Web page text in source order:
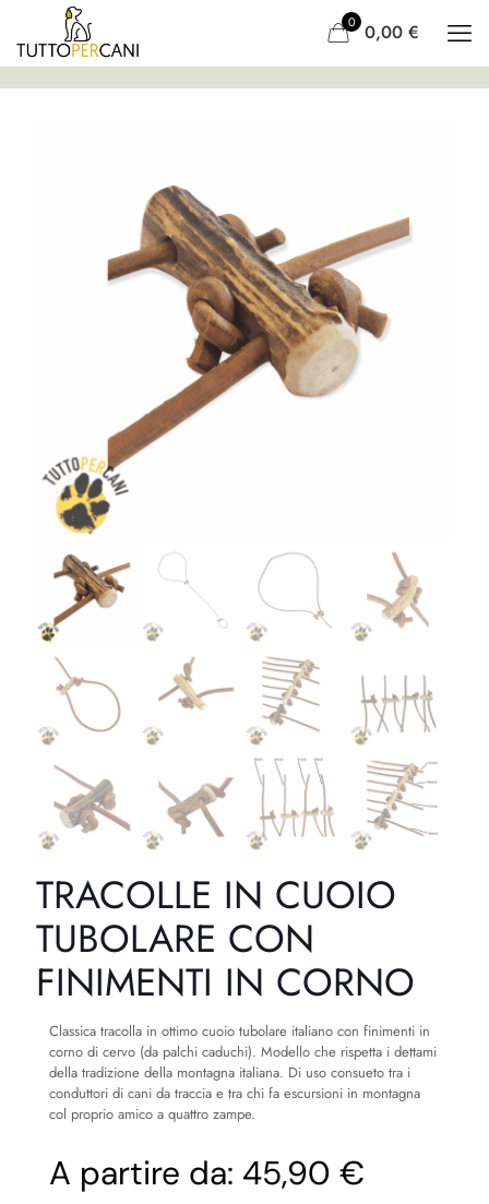
0 0,00 €
TRACOLLE IN CUOIO
TUBOLARE CON
FINIMENTI IN CORNO
Classica tracolla in ottimo cuoio tubolare italiano con finimenti in
corno di cervo (da palchi caduchi). Modello che rispetta i dettami
della tradizione della montagna italiana. Di uso consueto tra i
conduttori di cani da traccia e tra chi fa escursioni in montagna
col proprio amico a quattro zampe.
A partire da: 45,90 €